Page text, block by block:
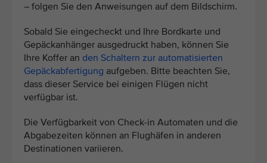
– folgen Sie den Anweisungen auf dem Bildschirm.
Sobald Sie eingecheckt und Ihre Bordkarte und
Gepäckanhänger ausgedruckt haben, können Sie
Ihre Koffer an den Schaltern zur automatisierten
Gepäckabfertigung aufgeben. Bitte beachten Sie,
dass dieser Service bei einigen Flügen nicht
verfügbar ist.
Die Verfügbarkeit von Check-in Automaten und die
Abgabezeiten können an Flughäfen in anderen
Destinationen variieren.